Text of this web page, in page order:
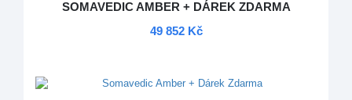
SOMAVEDIC AMBER + DÁREK ZDARMA
49 852 Kč